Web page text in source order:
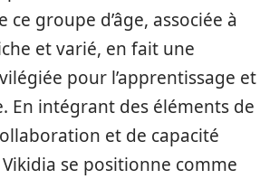
ce groupe d’âge, associée à
et varié, en fait une
pour l’apprentissage et
En intégrant des éléments de
et de capacité
Vikidia se positionne comme